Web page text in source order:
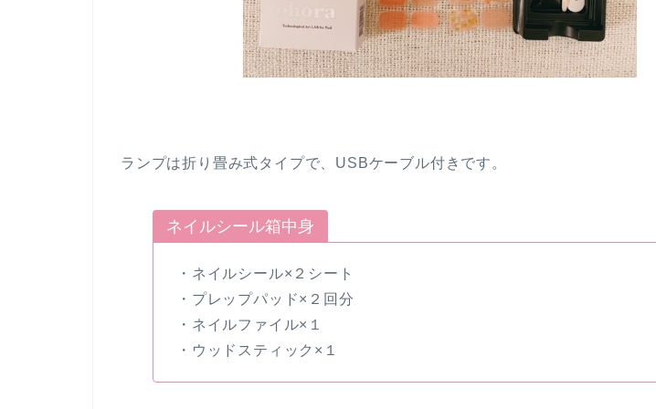
ランプは折り畳み式タイプで、USBケーブル付きです。
ネイルシール箱中身
・ネイルシール×２シート
・プレップパッド×２回分
・ネイルファイル×１
・ウッドスティック×１